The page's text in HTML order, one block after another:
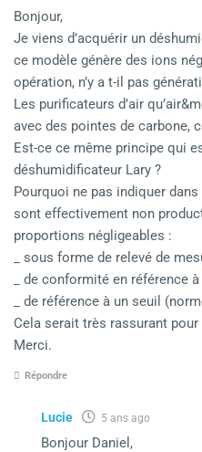
Bonjour,
Je viens d’acquérir un
ce modèle génère des ions
opération, n’y a t-il pas
Les purificateurs d’air
avec des pointes de carbone,
Est-ce ce même principe qui
déshumidificateur Lary ?
Pourquoi ne pas indiquer
sont effectivement non
proportions négligeables :
_ sous forme de relevé de
_ de conformité en référence
_ de référence à un seuil
Cela serait très rassurant pour
Merci.
Répondre
Lucie 5 ans ago
Bonjour Daniel,